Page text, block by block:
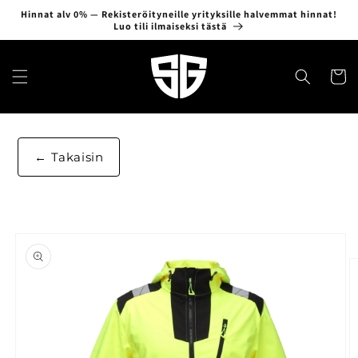
siirry
Hinnat alv 0% — Rekisteröityneille yrityksille halvemmat hinnat!
Luo tili ilmaiseksi tästä
Takaisin
tuotetietoihin